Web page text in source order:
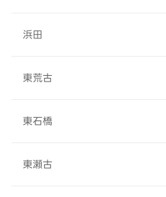
浜田
東荒古
東石橋
東瀬古